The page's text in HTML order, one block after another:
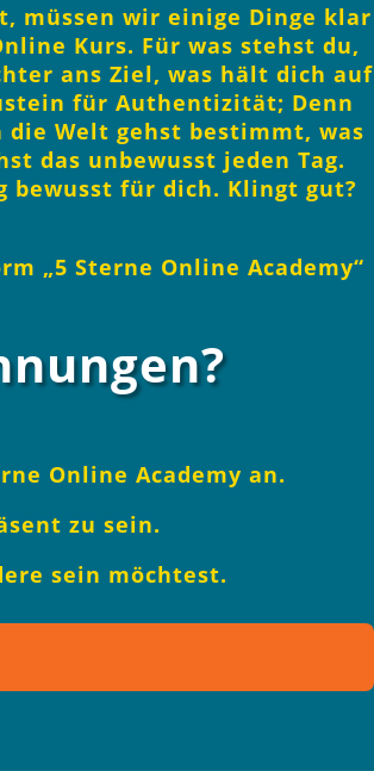
müssen wir einige Dinge klar
Kurs. Für was stehst du,
ans Ziel, was hält dich auf
für Authentizität; Denn
Welt gehst bestimmt, was
das unbewusst jeden Tag.
bewusst für dich. Klingt gut?
„5 Sterne Online Academy“
Online Academy an.
zu sein.
sein möchtest.